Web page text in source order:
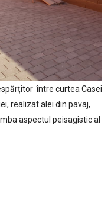
între curtea Casei
realizat alei din pavaj,
aspectul peisagistic al